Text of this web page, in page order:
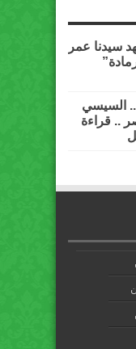
سيدنا عمر
.. السيسي
.. قراءة